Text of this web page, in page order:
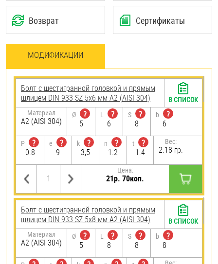
Возврат Сертификаты
МОДИФИКАЦИИ
Болт с шестигранной головкой и прямым
шлицем DIN 933 SZ 5х6 мм А2 (AISI 304)
Материал
А2 (AISI 304)
Ø
?
5
L
?
6
S
?
8
b
?
6
P
?
0.8
e
?
9
k
?
3,5
n
?
1.2
t
?
1.4
Вес:
2.18 гр.
Цена:
21р. 70коп.
В СПИСОК
Болт с шестигранной головкой и прямым
шлицем DIN 933 SZ 5х8 мм А2 (AISI 304)
Материал
А2 (AISI 304)
Ø
?
5
L
?
8
S
?
8
b
?
8
В СПИСОК